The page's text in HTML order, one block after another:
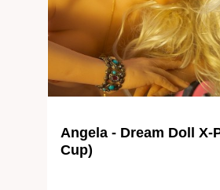
Angela - Dream Doll X-
Cup)